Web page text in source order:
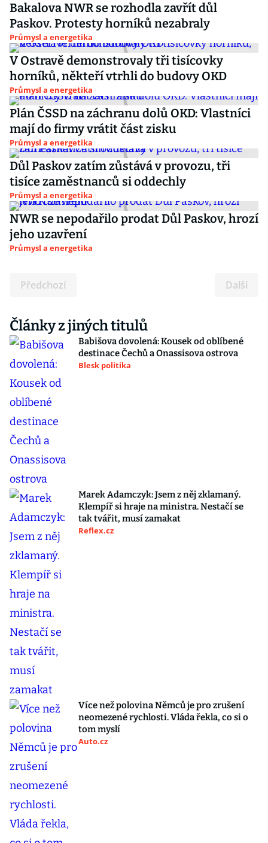
Bakalova NWR se rozhodla zavřít důl
Paskov. Protesty horníků nezabraly
Průmysl a energetika
V Ostravě demonstrovaly tři tisícovky
horníků, někteří vtrhli do budovy OKD
Průmysl a energetika
Plán ČSSD na záchranu dolů OKD: Vlastníci
mají do firmy vrátit část zisku
Průmysl a energetika
Důl Paskov zatím zůstává v provozu, tři
tisíce zaměstnanců si oddechly
Průmysl a energetika
NWR se nepodařilo prodat Důl Paskov, hrozí
jeho uzavření
Průmysl a energetika
Předchozí Další
Články z jiných titulů
Babišova dovolená: Kousek od oblíbené
destinace Čechů a Onassisova ostrova
Blesk politika
Marek Adamczyk: Jsem z něj zklamaný.
Klempíř si hraje na ministra. Nestačí se
tak tvářit, musí zamakat
Reflex.cz
Více než polovina Němců je pro zrušení
neomezené rychlosti. Vláda řekla, co si o
tom myslí
Auto.cz